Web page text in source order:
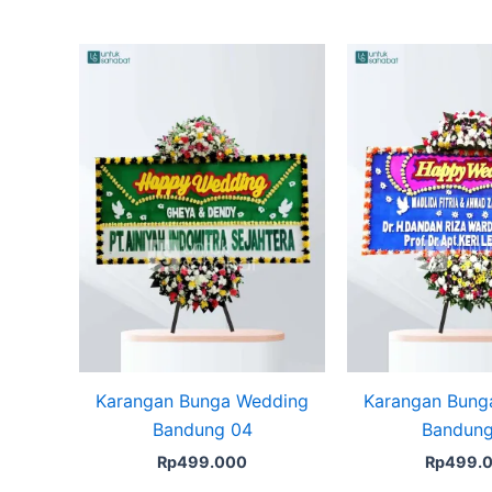
Karangan Bunga Wedding
Bandung 04
Rp499.000
Karangan
Rp